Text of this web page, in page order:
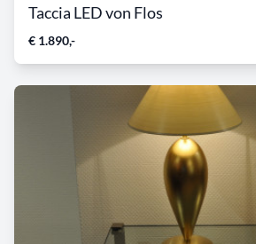
Taccia LED von Flos
€ 1.890,-